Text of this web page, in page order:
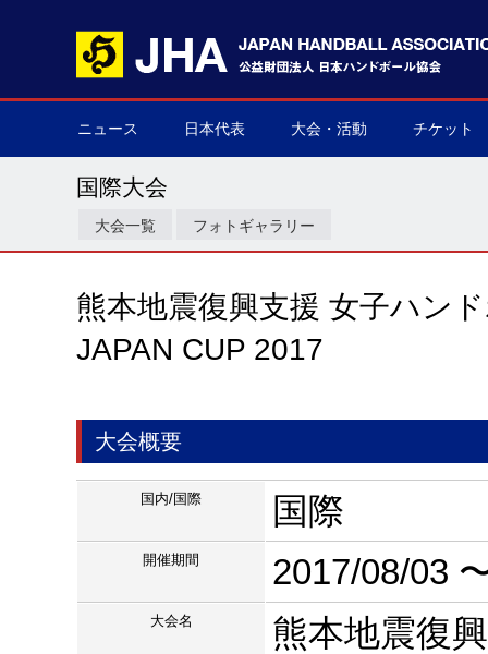
ニュース 日本代表 大会・活動 チケット
国際大会
大会一覧 フォトギャラリー
熊本地震復興支援 女子ハン
JAPAN CUP 2017
大会概要
国内/国際 国際
開催期間 2017/08/03
大会名
熊本地震復